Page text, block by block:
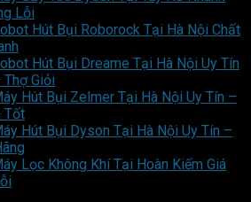
Lỗi
Hút Bụi Roborock Tại Hà Nội Chất
Hút Bụi Dreame Tại Hà Nội Uy Tín
Giỏi
Hút Bụi Zelmer Tại Hà Nội Uy Tín –
Tốt
Hút Bụi Dyson Tại Hà Nội Uy Tín –
Lọc Không Khí Tại Hoàn Kiếm Giá